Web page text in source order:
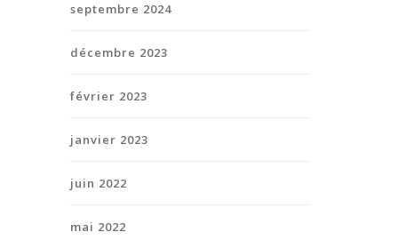
septembre 2024
décembre 2023
février 2023
janvier 2023
juin 2022
mai 2022